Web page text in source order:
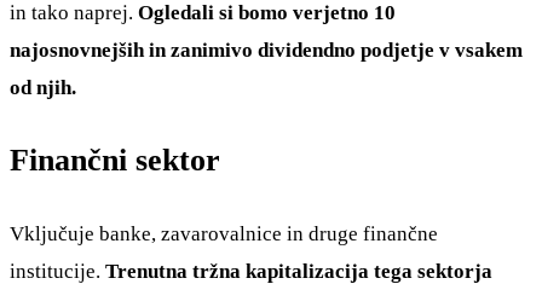
in tako naprej. Ogledali si bomo verjetno 10
najosnovnejših in zanimivo dividendno podjetje v vsakem
od njih.
Finančni sektor
Vključuje banke, zavarovalnice in druge finančne
institucije. Trenutna tržna kapitalizacija tega sektorja